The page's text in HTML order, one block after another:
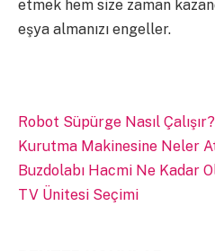
etmek hem size zaman
eşya almanızı engeller.
Robot Süpürge Nasıl Çalışır?
Kurutma Makinesine Neler
Buzdolabı Hacmi Ne Kadar
TV Ünitesi Seçimi